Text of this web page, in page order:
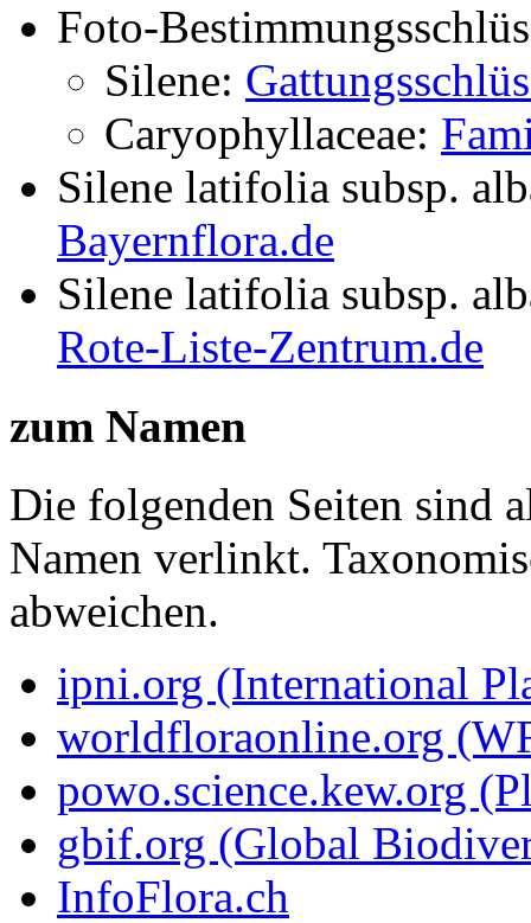
Foto-
Silene:
Caryophyllaceae:
Silene latifolia subsp.
Bayernflora.de
Silene latifolia subsp.
Rote-Liste-Zentrum.de
zum Namen
Die folgenden Seiten sind
Namen verlinkt.
abweichen.
ipni.org (International
worldfloraonline.org
powo.science.kew.org
gbif.org (Global
InfoFlora.ch